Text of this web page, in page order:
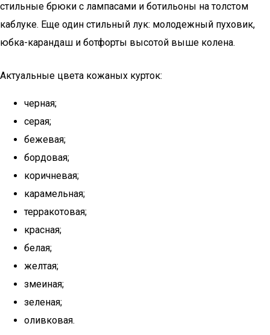
стильные брюки с лампасами и ботильоны на толстом
каблуке. Еще один стильный лук: молодежный пуховик,
юбка-карандаш и ботфорты высотой выше колена.
Актуальные цвета кожаных курток:
черная;
серая;
бежевая;
бордовая;
коричневая;
карамельная;
терракотовая;
красная;
белая;
желтая;
змеиная;
зеленая;
оливковая.